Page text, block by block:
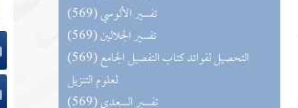
(569) تفسير الألوسي
(569) تفسير الجلالين
(569) التحصيل لفوائد كتاب التفصيل الجامع
لعلوم التنزيل